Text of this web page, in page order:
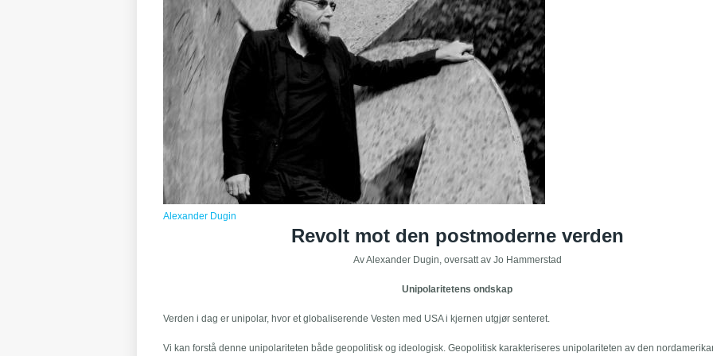
Alexander Dugin
Revolt mot den postmoderne verden
Av Alexander Dugin, oversatt av Jo Hammerstad
Unipolaritetens ondskap
Verden i dag er unipolar, hvor et globaliserende Vesten med USA i kjernen utgjør senteret.
Vi kan forstå denne unipolariteten både geopolitisk og ideologisk. Geopolitisk karakteriseres unipolariteten av den